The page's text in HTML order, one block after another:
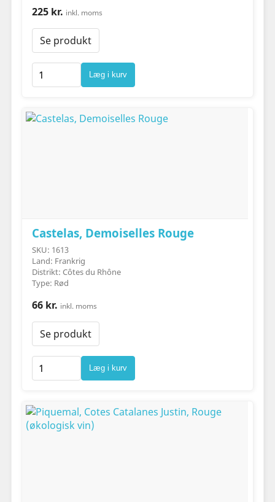
225 kr. inkl. moms
Se produkt
Læg i kurv
Castelas, Demoiselles Rouge
SKU: 1613
Land: Frankrig
Distrikt: Côtes du Rhône
Type: Rød
66 kr. inkl. moms
Se produkt
Læg i kurv